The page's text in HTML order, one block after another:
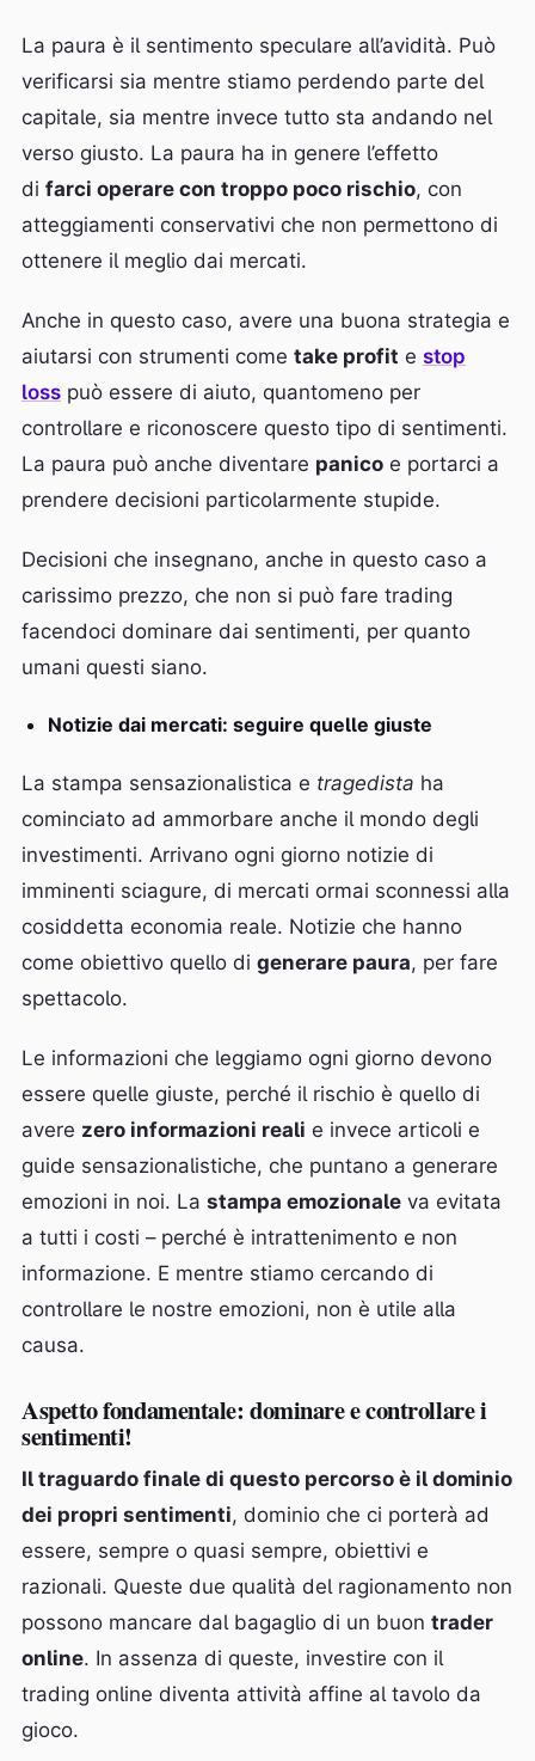
La paura è il sentimento speculare all’avidità. Può
verificarsi sia mentre stiamo perdendo parte del
capitale, sia mentre invece tutto sta andando nel
verso giusto. La paura ha in genere l’effetto
di farci operare con troppo poco rischio, con
atteggiamenti conservativi che non permettono di
ottenere il meglio dai mercati.
Anche in questo caso, avere una buona strategia e
aiutarsi con strumenti come take profit e stop
loss può essere di aiuto, quantomeno per
controllare e riconoscere questo tipo di sentimenti.
La paura può anche diventare panico e portarci a
prendere decisioni particolarmente stupide.
Decisioni che insegnano, anche in questo caso a
carissimo prezzo, che non si può fare trading
facendoci dominare dai sentimenti, per quanto
umani questi siano.
Notizie dai mercati: seguire quelle giuste
La stampa sensazionalistica e tragedista ha
cominciato ad ammorbare anche il mondo degli
investimenti. Arrivano ogni giorno notizie di
imminenti sciagure, di mercati ormai sconnessi alla
cosiddetta economia reale. Notizie che hanno
come obiettivo quello di generare paura, per fare
spettacolo.
Le informazioni che leggiamo ogni giorno devono
essere quelle giuste, perché il rischio è quello di
avere zero informazioni reali e invece articoli e
guide sensazionalistiche, che puntano a generare
emozioni in noi. La stampa emozionale va evitata
a tutti i costi – perché è intrattenimento e non
informazione. E mentre stiamo cercando di
controllare le nostre emozioni, non è utile alla
causa.
Aspetto fondamentale: dominare e controllare i
sentimenti!
Il traguardo finale di questo percorso è il dominio
dei propri sentimenti, dominio che ci porterà ad
essere, sempre o quasi sempre, obiettivi e
razionali. Queste due qualità del ragionamento non
possono mancare dal bagaglio di un buon trader
online. In assenza di queste, investire con il
trading online diventa attività affine al tavolo da
gioco.